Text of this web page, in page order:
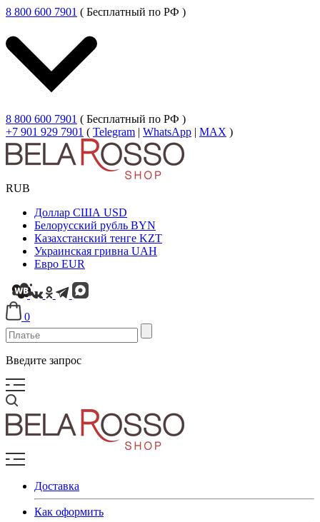
8 800 600 7901 ( Бесплатный по РФ )
8 800 600 7901 ( Бесплатный по РФ )
+7 901 929 7901 ( Telegram | WhatsApp | MAX )
RUB
Доллар США USD
Белорусский рубль BYN
Казахстанский тенге KZT
Украинская гривна UAH
Евро EUR
0
Введите запрос
Доставка
Как оформить